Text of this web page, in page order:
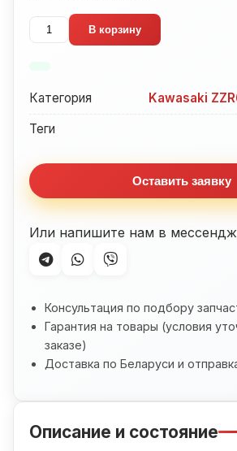
Количество
товара
Kawasaki
ZZR600
1992)
В корзину
Категория
Kawasaki
Теги
Оставить заявку
Или напишите нам в
Консультация по подбору
Гарантия на товары (условия
заказе)
Доставка по Беларуси и
Описание и состояние